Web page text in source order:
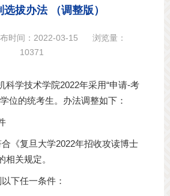
选拔办法 （调整版）
时间：2022-03-15
浏览量：
10371
科学技术学院2022年采用“申请-考
位的统考生。办法调整如下：
《复旦大学2022年招收攻读博士
相关规定。
下任一条件：